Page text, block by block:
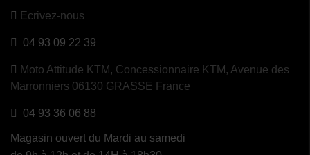
Ecrivez-nous
04 93 09 22 39
Moto Attitude KTM, Concessionnaire KTM, Avenue des
Marronniers 06130 GRASSE France
04 93 36 06 88
Magasin ouvert du Mardi au samedi